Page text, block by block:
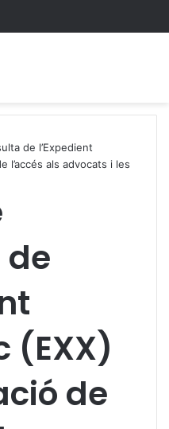
de l’Expedient
l’accés als advocats i les
(EXX)
de